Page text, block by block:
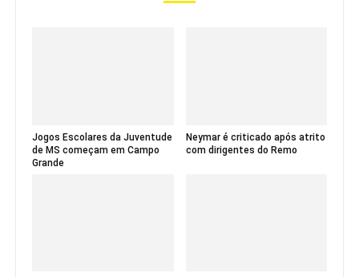
Jogos Escolares da Juventude
de MS começam em Campo
Grande
Neymar é criticado após atrito
com dirigentes do Remo